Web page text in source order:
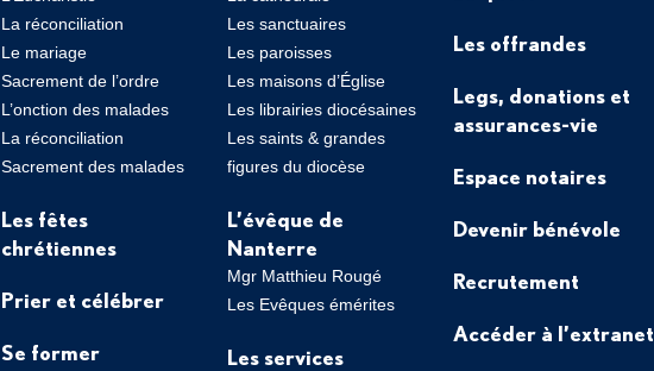
La réconciliation
Le mariage
Sacrement de l’ordre
L’onction des malades
La réconciliation
Sacrement des malades
Les fêtes
chrétiennes
Prier et célébrer
Se former
Les sanctuaires
Les paroisses
Les maisons d’Église
Les librairies diocésaines
Les saints & grandes
figures du diocèse
L’évêque de
Nanterre
Mgr Matthieu Rougé
Les Evêques émérites
Les services
Les offrandes
Legs, donations et
assurances-vie
Espace notaires
Devenir bénévole
Recrutement
Accéder à l’extranet